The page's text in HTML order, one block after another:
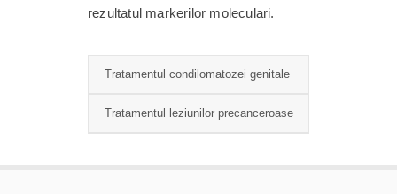
rezultatul markerilor moleculari.
Tratamentul condilomatozei genitale
Tratamentul leziunilor precanceroase